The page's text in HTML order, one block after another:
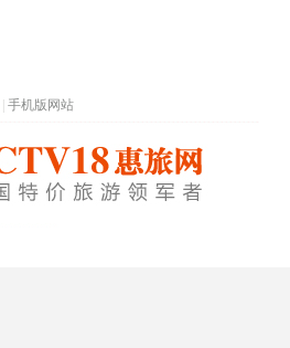
手机版网站